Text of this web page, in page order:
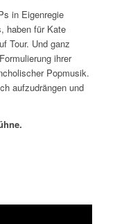
in Eigenregie
haben für Kate
Tour. Und ganz
ihrer
Popmusik.
aufzudrängen und